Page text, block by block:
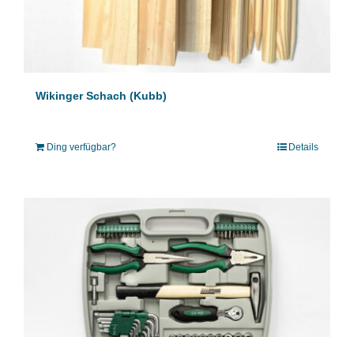
Wikinger Schach (Kubb)
Ding verfügbar? Details